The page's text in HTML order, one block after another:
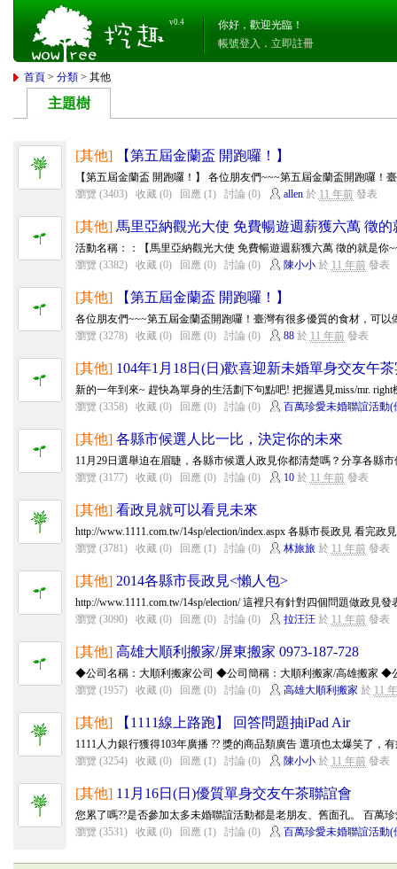
v0.4
你好，歡迎光臨！
帳號登入 ． 立即註冊
首頁 >分類 > 其他
主題樹
[其他] 【第五屆金蘭盃 開跑囉！】
【第五屆金蘭盃 開跑囉！】 各位朋友們~~~第五屆金蘭盃開跑囉！
瀏覽 (3403)
收藏 (0) 回應 (1) 討論 (0) allen於 11 年前發表
[其他] 馬里亞納觀光大使 免費暢遊週薪獲六萬 徵的
活動名稱：：【馬里亞納觀光大使 免費暢遊週薪獲六萬 徵的就是你
瀏覽 (3382)
收藏 (0) 回應 (0) 討論 (0) 陳小小於 11 年前發表
[其他] 【第五屆金蘭盃 開跑囉！】
各位朋友們~~~第五屆金蘭盃開跑囉！臺灣有很多優質的食材，可以
瀏覽 (3278)
收藏 (0) 回應 (0) 討論 (0) 88於 11 年前發表
[其他] 104年1月18日(日)歡喜迎新未婚單身交友午
新的一年到來~ 趕快為單身的生活劃下句點吧! 把握遇見miss/mr.
瀏覽 (3358)
收藏 (0) 回應 (0) 討論 (0) 百萬珍愛未婚聯誼活動(
[其他] 各縣市候選人比一比，決定你的未來
11月29日選舉迫在眉睫，各縣市候選人政見你都清楚嗎？分享各縣
瀏覽 (3177)
收藏 (0) 回應 (0) 討論 (0) 10於 11 年前發表
[其他] 看政見就可以看見未來
http://www.1111.com.tw/14sp/election/index.aspx 各縣市長政見 看完政
瀏覽 (3781)
收藏 (0) 回應 (1) 討論 (0) 林旅旅於 11 年前發表
[其他] 2014各縣市長政見<懶人包>
http://www.1111.com.tw/14sp/election/ 這裡只有針對四個問題做政見發
瀏覽 (3090)
收藏 (0) 回應 (0) 討論 (0) 拉汪汪 於 11 年前發表
[其他] 高雄大順利搬家/屏東搬家 0973-187-728
◆公司名稱：大順利搬家公司 ◆公司簡稱：大順利搬家/高雄搬家 ◆
瀏覽 (1957)
收藏 (0) 回應 (0) 討論 (0) 高雄大順利搬家 於 11
[其他] 【1111線上路跑】 回答問題抽iPad Air
1111人力銀行獲得103年廣播 ?? 獎的商品類廣告 選項也太爆笑了，
瀏覽 (3254)
收藏 (0) 回應 (1) 討論 (0) 陳小小於 11 年前發表
[其他] 11月16日(日)優質單身交友午茶聯誼會
您累了嗎??是否參加太多未婚聯誼活動都是老朋友、舊面孔。 百萬
瀏覽 (3531)
收藏 (0) 回應 (1) 討論 (0) 百萬珍愛未婚聯誼活動(